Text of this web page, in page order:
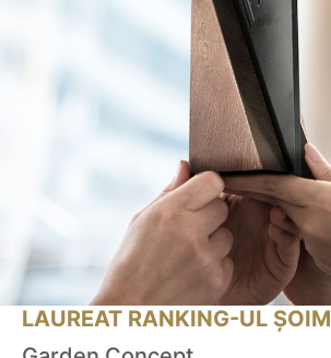
LAUREAT RANKING-UL